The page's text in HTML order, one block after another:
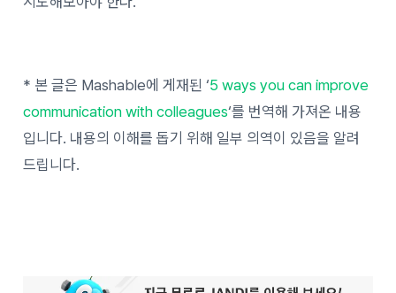
* 본 글은 Mashable에 게재된 ‘5 ways you can improve
communication with colleagues‘를 번역해 가져온 내용
입니다. 내용의 이해를 돕기 위해 일부 의역이 있음을 알려
드립니다.